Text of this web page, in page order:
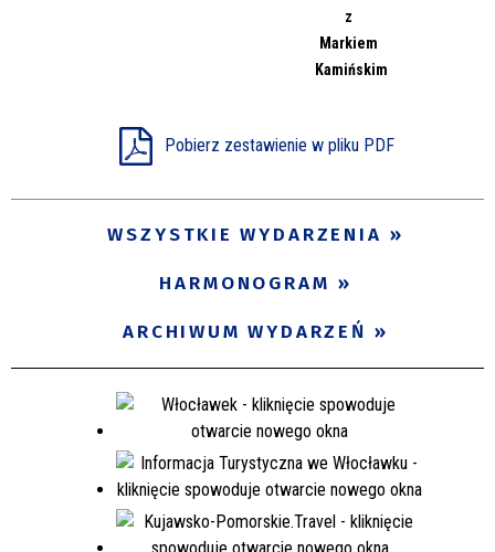
z
Markiem
Kamińskim
Pobierz zestawienie w pliku PDF
WSZYSTKIE WYDARZENIA
HARMONOGRAM
ARCHIWUM WYDARZEŃ